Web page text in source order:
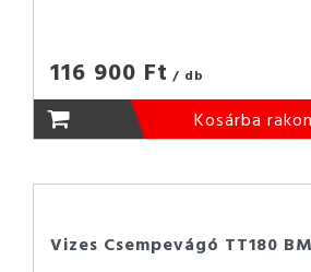
116 900 Ft / db
Kosárba
Vizes Csempevágó TT180